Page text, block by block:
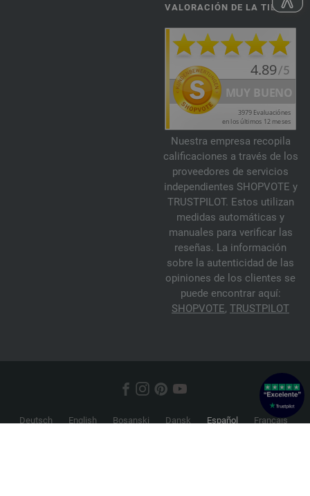
VALORACIÓN DE LA TIENDA
Nuestra empresa recopila
calificaciones a través de los
proveedores de servicios
independientes SHOPVOTE y
TRUSTPILOT. Estos utilizan
medidas automáticas y
manuales para verificar las
reseñas. La información
sobre la autenticidad de las
opiniones de los clientes se
puede encontrar aquí:
SHOPVOTE, TRUSTPILOT
Deutsch English Bosanski Dansk Español
Français